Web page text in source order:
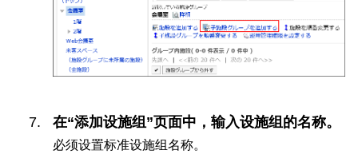
在“添加设施组”页面中，输入设施组的名称。
必须设置标准设施组名称。